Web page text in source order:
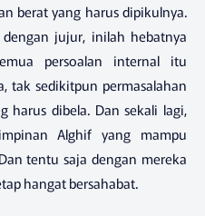
berat yang harus dipikulnya.
jujur, inilah hebatnya
persoalan internal itu
tak sedikitpun permasalahan
harus dibela. Dan sekali lagi,
Alghif yang mampu
tentu saja dengan mereka
hangat bersahabat.